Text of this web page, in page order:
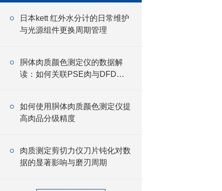
日本kett 红外水分计的日常维护
与光源组件更换周期管理
胴体肉质颜色测定仪的数据解
读：如何关联PSE肉与DFD肉
如何使用胴体肉质颜色测定仪提
高肉品分级精度
肉质测定剪切力仪刀片钝化对数
据的显著影响与磨刃周期